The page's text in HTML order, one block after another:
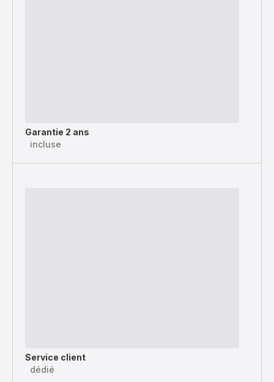
Garantie 2 ans
incluse
Service client
dédié